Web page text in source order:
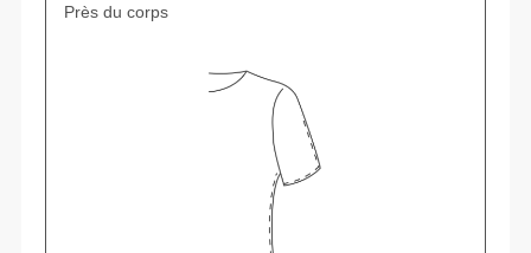
Près du corps